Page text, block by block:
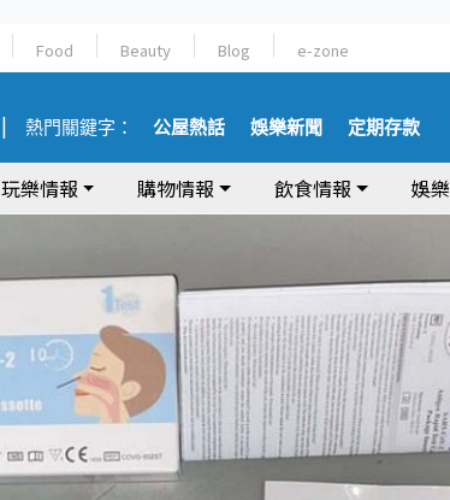
Food Beauty Blog e-zone
熱門關鍵字： 公屋熱話 娛樂新聞 定期存款
玩樂情報 購物情報 飲食情報 娛樂